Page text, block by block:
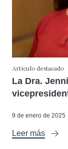
Artículo destacado
La Dra.
9 de enero de 2025
Leer más